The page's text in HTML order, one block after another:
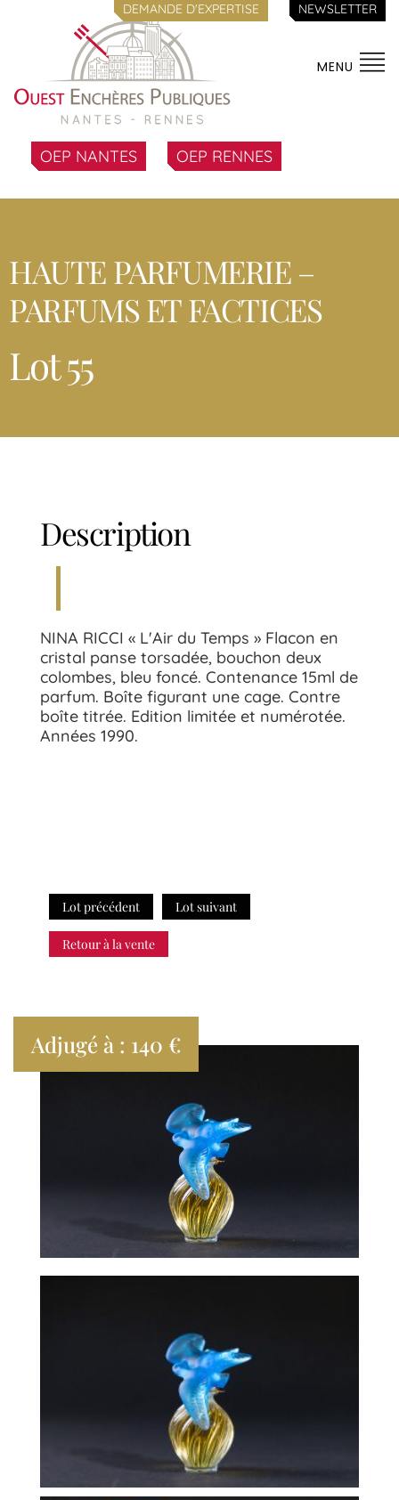
DEMANDE D'EXPERTISE NEWSLETTER
MENU
OEP NANTES OEP RENNES
HAUTE PARFUMERIE –
PARFUMS ET FACTICES
Lot 55
Description
NINA RICCI « L'Air du Temps » Flacon en
cristal panse torsadée, bouchon deux
colombes, bleu foncé. Contenance 15ml de
parfum. Boîte figurant une cage. Contre
boîte titrée. Edition limitée et numérotée.
Années 1990.
Lot précédent Lot suivant
Retour à la vente
Adjugé à : 140 €